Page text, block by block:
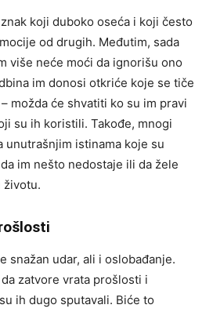
koji duboko oseća i koji često
od drugih. Međutim, sada
više neće moći da ignorišu ono
im donosi otkriće koje se tiče
možda će shvatiti ko su im pravi
su ih koristili. Takođe, mnogi
unutrašnjim istinama koje su
im nešto nedostaje ili da žele
životu.
snažan udar, ali i oslobađanje.
zatvore vrata prošlosti i
ih dugo sputavali. Biće to